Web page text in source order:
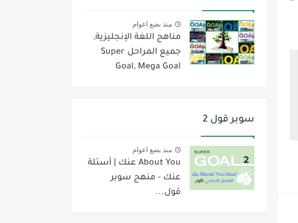
منذ بضع اعوام
مناهج اللغة الإنجليزية,
جميع المراحل Super
Goal, Mega Goal
سوبر قول 2
منذ بضع اعوام
About You عنك | أسئلة
عنك - منهج سوبر
قول...